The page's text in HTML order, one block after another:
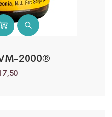
2000®